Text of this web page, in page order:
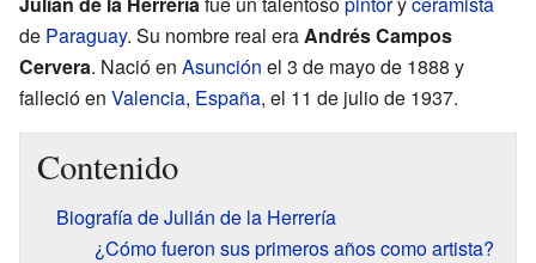
de Paraguay. Su nombre real eraAndrés Campos
Cervera. Nació en Asunción el 3 de mayo de 1888 y
falleció en Valencia, España, el 11 de julio de 1937.
Contenido
Biografía de Julián de la Herrería
¿Cómo fueron sus primeros años como artista?